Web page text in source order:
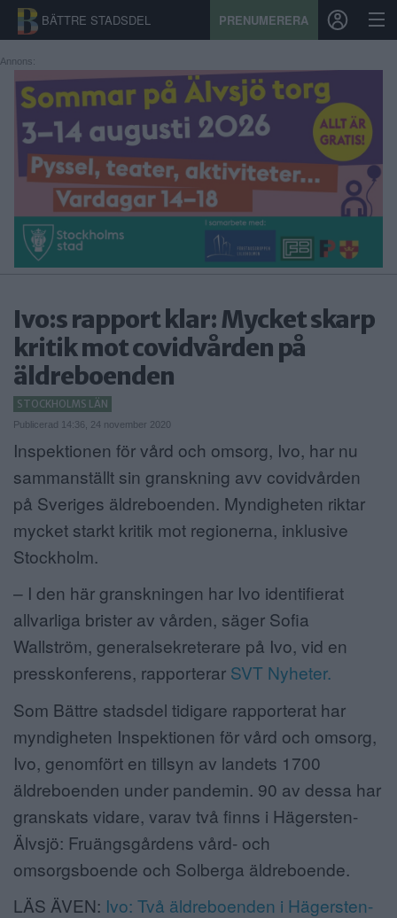
BÄTTRE STADSDEL PRENUMERERA
START
STADSDEL
PRENUMERATION
SPORT
ÅSIKTER
KONTAKT
SAMARBETEN
ANNONSERA
NÄRINGSLIV
MER
Annons:
Ivo:s rapport klar: Mycket skarp
kritik mot covidvården på
äldreboenden
STOCKHOLMS LÄN
Publicerad 14:36, 24 november 2020
Inspektionen för vård och omsorg, Ivo, har nu
sammanställt sin granskning avv covidvården
på Sveriges äldreboenden. Myndigheten riktar
mycket starkt kritik mot regionerna, inklusive
Stockholm.
– I den här granskningen har Ivo identifierat
allvarliga brister av vården, säger Sofia
Wallström, generalsekreterare på Ivo, vid en
presskonferens, rapporterar SVT Nyheter.
Som Bättre stadsdel tidigare rapporterat har
myndigheten Inspektionen för vård och omsorg,
Ivo, genomfört en tillsyn av landets 1700
äldreboenden under pandemin. 90 av dessa har
granskats vidare, varav två finns i Hägersten-
Älvsjö: Fruängsgårdens vård- och
omsorgsboende och Solberga äldreboende.
LÄS ÄVEN: Ivo: Två äldreboenden i Hägersten-